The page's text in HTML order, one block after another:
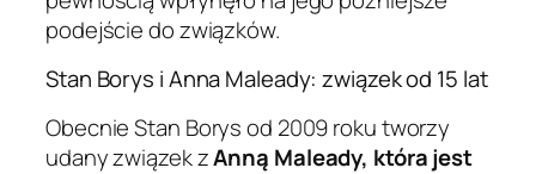
podejście do związków.
Stan Borys i Anna Maleady: związek od 15 lat
Obecnie Stan Borys od 2009 roku tworzy
udany związek zAnną Maleady, która jest